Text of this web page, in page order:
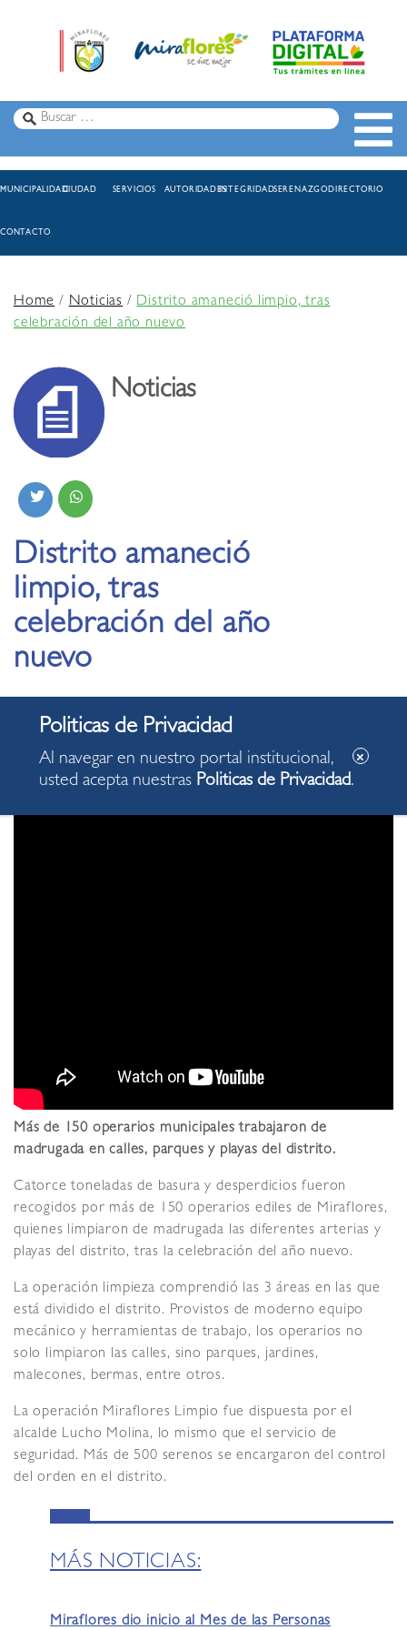
MUNICIPALIDADCIUDAD SERVICIOS AUTORIDADESINTEGRIDADSERENAZGODIRECTORIO
CONTACTO
Home/Noticias /Distrito amaneció limpio, tras
celebración del año nuevo
Noticias
Distrito amaneció
limpio, tras
celebración del año
nuevo
Más de 150 operarios municipales trabajaron de
madrugada en calles, parques y playas del distrito.
Catorce toneladas de basura y desperdicios fueron
recogidos por más de 150 operarios ediles de Miraflores,
quienes limpiaron de madrugada las diferentes arterias y
playas del distrito, tras la celebración del año nuevo.
La operación limpieza comprendió las 3 áreas en las que
está dividido el distrito. Provistos de moderno equipo
mecánico y herramientas de trabajo, los operarios no
solo limpiaron las calles, sino parques, jardines,
malecones, bermas, entre otros.
La operación Miraflores Limpio fue dispuesta por el
alcalde Lucho Molina, lo mismo que el servicio de
seguridad. Más de 500 serenos se encargaron del control
del orden en el distrito.
MÁS NOTICIAS:
Miraflores dio inicio al Mes de las Personas
Al navegar en nuestro portal institucional,
usted acepta nuestras Politicas de Privacidad.